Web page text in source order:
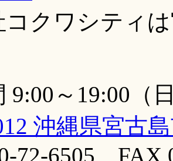
コクワシティ
9:00～19:00（
沖縄県宮古
72-6505 FAX